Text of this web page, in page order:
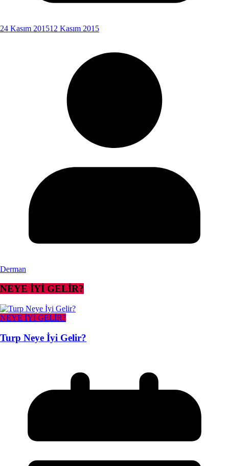
24 Kasım 201512 Kasım 2015
Derman
NEYE İYİ GELİR?
NEYE İYİ GELİR?
Turp Neye İyi Gelir?